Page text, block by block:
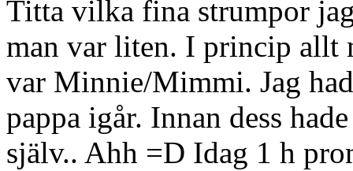
Titta vilka fina strumpor
man var liten. I princip allt
var Minnie/Mimmi. Jag
pappa igår. Innan dess
själv.. Ahh =D Idag 1 h